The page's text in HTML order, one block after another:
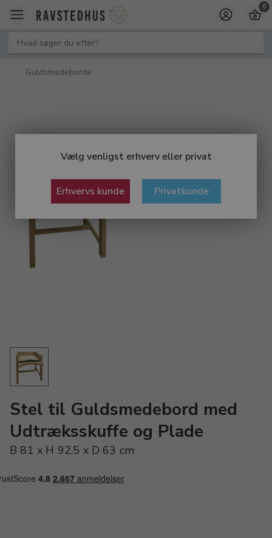
Vælg venligst erhverv eller privat
Erhvervs kunde Privatkunde
0
Guldsmedeborde
Stel til Guldsmedebord med
Udtræksskuffe og Plade
B 81 x H 92,5 x D 63 cm